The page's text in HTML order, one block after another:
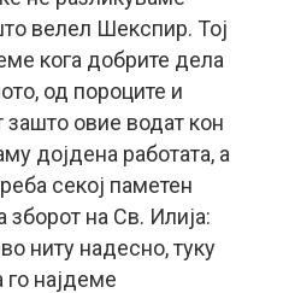
велел Шекспир. Тој
кога добрите дела
од пороците и
овие водат кон
дојдена работата, а
секој паметен
зборот на Св. Илија:
ниту надесно, туку
најдеме